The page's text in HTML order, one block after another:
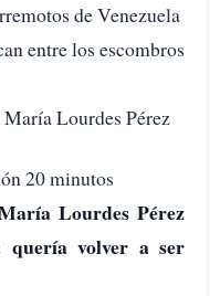
de Venezuela
entre los escombros
Lourdes Pérez
20 minutos
Lourdes Pérez
quería volver a ser